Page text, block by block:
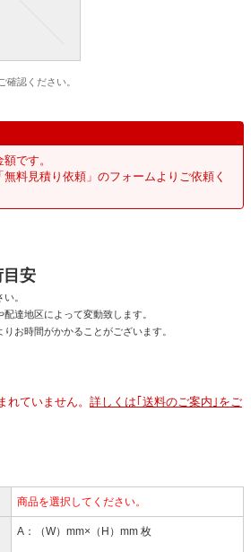
確認ください。
です。
料見積り依頼」のフォームよりご依頼く
目安
。
達地区によって変動致します。
お時間がかかることがございます。
ていません。 詳しくは｢送料のご案内｣をご
商品を選択してください。
A：（W）mm×（H）mm 枚